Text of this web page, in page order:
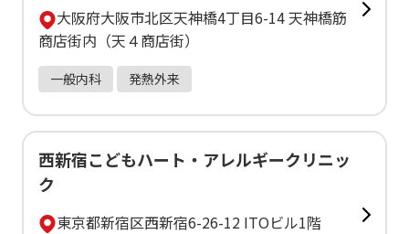
大阪府大阪市北区天神橋4丁目6-14 天神橋筋
商店街内（天４商店街）
一般内科 発熱外来
西新宿こどもハート・アレルギークリニッ
ク
東京都新宿区西新宿6-26-12 ITOビル1階